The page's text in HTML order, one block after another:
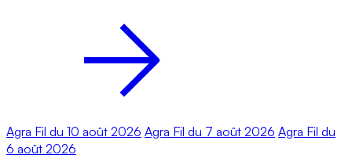
Agra Fil du 10 août 2026 Agra Fil du 7 août 2026 Agra Fil du
6 août 2026